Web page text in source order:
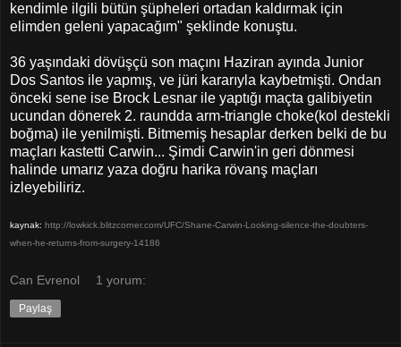
kendimle ilgili bütün şüpheleri ortadan kaldırmak için
elimden geleni yapacağım" şeklinde konuştu.
36 yaşındaki dövüşçü son maçını Haziran ayında Junior
Dos Santos ile yapmış, ve jüri kararıyla kaybetmişti. Ondan
önceki sene ise Brock Lesnar ile yaptığı maçta galibiyetin
ucundan dönerek 2. raundda arm-triangle choke(kol destekli
boğma) ile yenilmişti. Bitmemiş hesaplar derken belki de bu
maçları kastetti Carwin... Şimdi Carwin'in geri dönmesi
halinde umarız yaza doğru harika rövanş maçları
izleyebiliriz.
kaynak: http://lowkick.blitzcorner.com/UFC/Shane-Carwin-Looking-silence-the-doubters-
when-he-returns-from-surgery-14186
Can Evrenol 1 yorum:
Paylaş